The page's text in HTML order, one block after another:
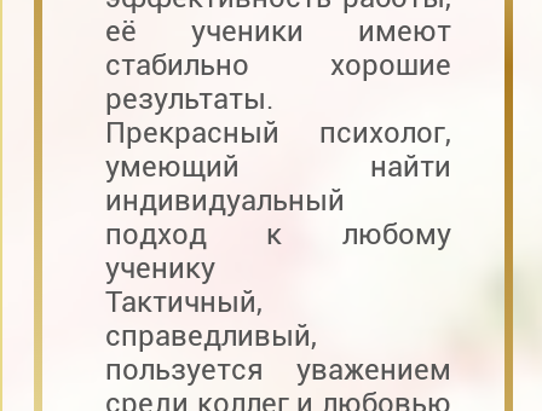
её ученики имеют
стабильно хорошие
результаты.
Прекрасный психолог,
умеющий найти
индивидуальный
подход к любому
ученику
Тактичный,
справедливый,
пользуется уважением
среди коллег и любовью